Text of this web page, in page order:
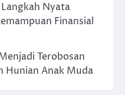
Nyata
Finansial
Terobosan
Hunian Anak Muda